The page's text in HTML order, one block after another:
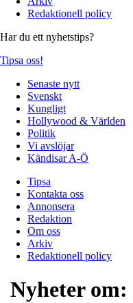
Redaktionell policy
Har du ett nyhetstips?
Tipsa oss!
Senaste nytt
Svenskt
Kungligt
Hollywood & Världen
Politik
Vi avslöjar
Kändisar A-Ö
Tipsa
Kontakta oss
Annonsera
Redaktion
Om oss
Arkiv
Redaktionell policy
Nyheter om: